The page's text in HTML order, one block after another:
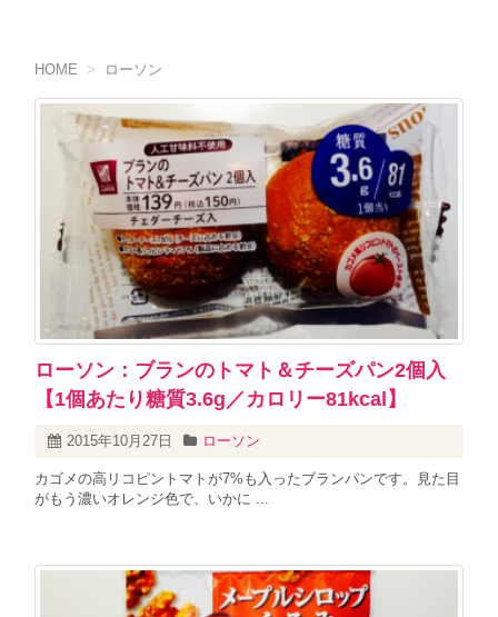
HOME > ローソン
ローソン：ブランのトマト＆チーズパン2個入
【1個あたり糖質3.6g／カロリー81kcal】
2015年10月27日 ローソン
カゴメの高リコピントマトが7%も入ったブランパンです。見た目
がもう濃いオレンジ色で、いかに ...